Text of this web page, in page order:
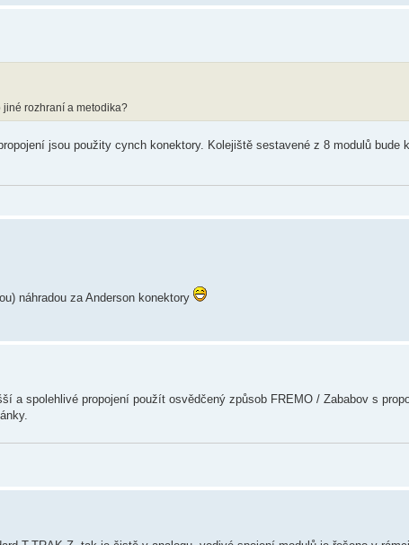
jiné rozhraní a metodika?
jsou použity cynch konektory. Kolejiště sestavené z 8 modulů bude
náhradou za Anderson konektory
a spolehlivé propojení použít osvědčený způsob FREMO / Zababov s